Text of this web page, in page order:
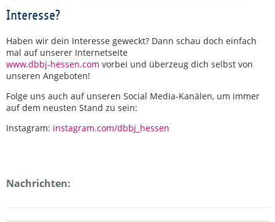
Interesse?
Haben wir dein Interesse geweckt? Dann schau doch einfach
mal auf unserer Internetseite
www.dbbj-hessen.com vorbei und überzeug dich selbst von
unseren Angeboten!
Folge uns auch auf unseren Social Media-Kanälen, um immer
auf dem neusten Stand zu sein:
Instagram: instagram.com/dbbj_hessen
Nachrichten: